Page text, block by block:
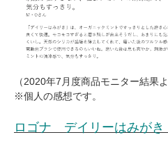
（2020年7月度商品モニター結果よ
※個人の感想です。
ロゴナ デイリーはみが